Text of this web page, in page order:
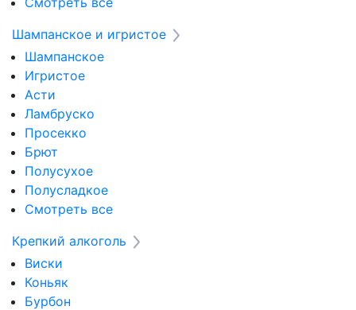
Шампанское и игристое
Шампанское
Игристое
Асти
Ламбруско
Просекко
Брют
Полусухое
Полусладкое
Смотреть все
Крепкий алкоголь
Виски
Коньяк
Бурбон